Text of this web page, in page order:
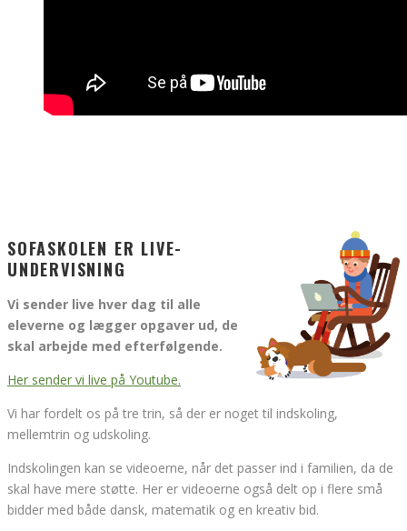
SOFASKOLEN ER LIVE-
UNDERVISNING
Vi sender live hver dag til alle
eleverne og lægger opgaver ud, de
skal arbejde med efterfølgende.
Her sender vi live på Youtube.
Vi har fordelt os på tre trin, så der er noget til indskoling,
mellemtrin og udskoling.
Indskolingen kan se videoerne, når det passer ind i familien, da de
skal have mere støtte. Her er videoerne også delt op i flere små
bidder med både dansk, matematik og en kreativ bid.